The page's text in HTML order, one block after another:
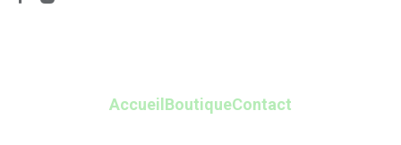
Accueil BoutiqueContact